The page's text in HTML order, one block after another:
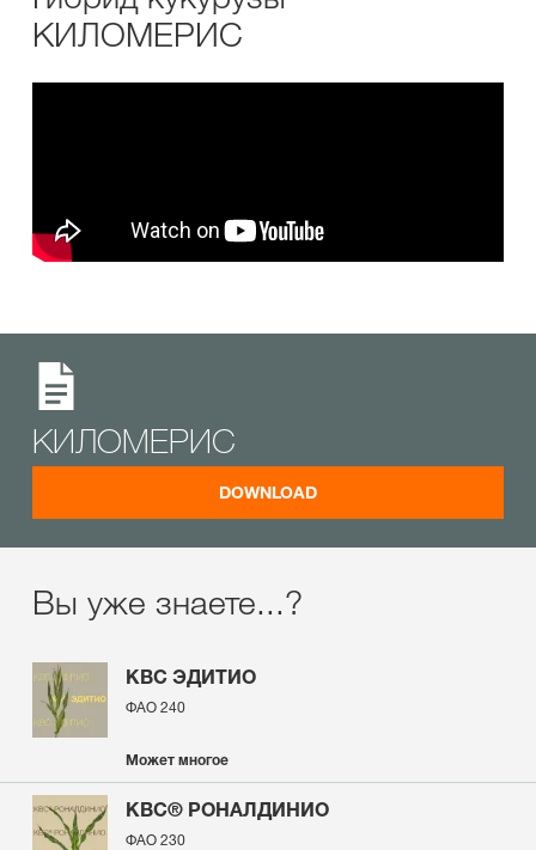
КИЛОМЕРИС
КИЛОМЕРИС
DOWNLOAD
Вы уже знаете...?
КВС ЭДИТИО
ФАО 240
Может многое
КВС® РОНАЛДИНИО
ФАО 230